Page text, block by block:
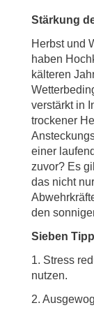
Stärkung
Herbst und
haben
kälteren
verstärkt in
trockener
einer
zuvor? Es
das nicht
den
Sieben
1. Stress
nutzen.
2.